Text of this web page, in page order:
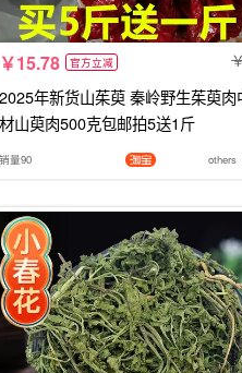
15.78 官方立减
2025年新货山茱萸 秦岭野生茱萸肉
材山萸肉500克包邮拍5送1斤
销量90 others